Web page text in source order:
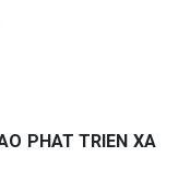
PHAT TRIEN XA